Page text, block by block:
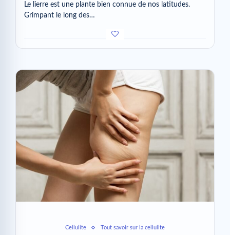
Le lierre est une plante bien connue de nos latitudes.
Grimpant le long des…
Cellulite Tout savoir sur la cellulite